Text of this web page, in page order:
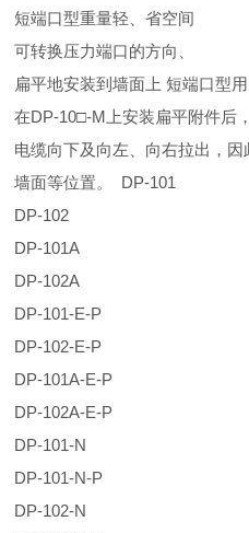
短端口型重量轻、省空间
可转换压力端口的方向、
扁平地安装到墙面上 短端口型用
在DP-10□-M上安装扁平附件后
电缆向下及向左、向右拉出，因
墙面等位置。 DP-101
DP-102
DP-101A
DP-102A
DP-101-E-P
DP-102-E-P
DP-101A-E-P
DP-102A-E-P
DP-101-N
DP-101-N-P
DP-102-N